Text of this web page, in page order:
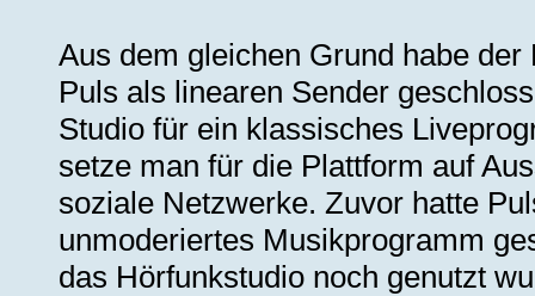
Aus dem gleichen Grund habe
Puls als linearen Sender
Studio für ein klassisches
setze man für die Plattform auf
soziale Netzwerke. Zuvor hatte
unmoderiertes Musikprogramm
das Hörfunkstudio noch genutzt